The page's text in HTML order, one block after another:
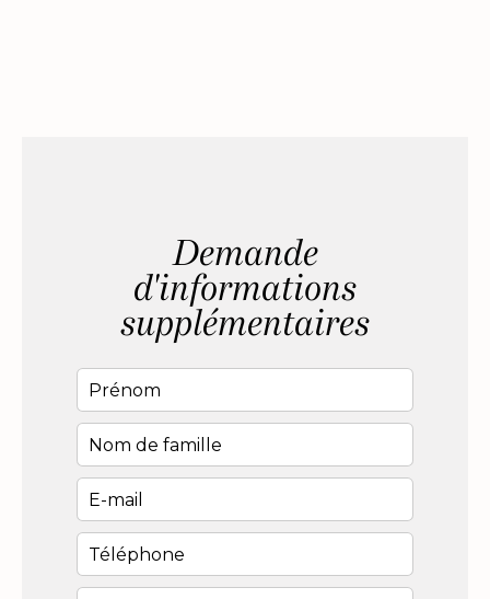
Demande
d'informations
supplémentaires